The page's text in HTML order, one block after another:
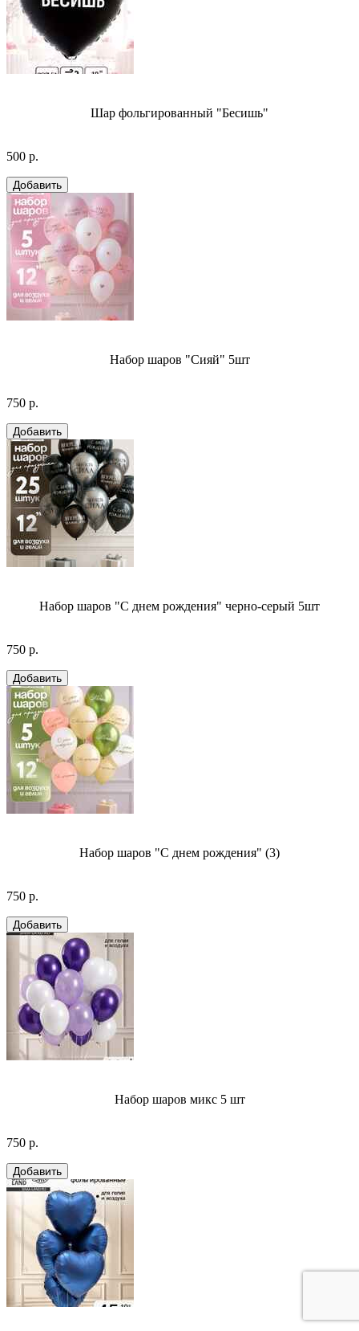
Шар фольгированный "Бесишь"
500 р.
Набор шаров "Сияй" 5шт
750 р.
Набор шаров "С днем рождения" черно-серый 5шт
750 р.
Набор шаров "С днем рождения" (3)
750 р.
Набор шаров микс 5 шт
750 р.